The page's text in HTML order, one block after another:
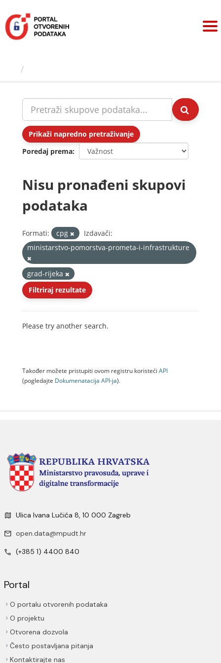
sadržaj
Prikaži napredno pretraživanje
Poredaj prema
Nisu pronađeni skupovi
podataka
Formati: cpg
Izdavači:
ministarstvo-pomorstva-prometa-i-infrastrukture
grad-rijeka
Filtriraj rezultate
Please try another search.
Također možete pristupiti ovom registru koristeći API
(pogledajte Dokumenаtаcijа API-jа).